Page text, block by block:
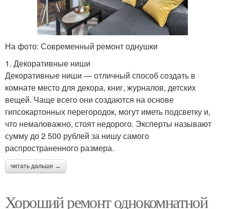
На фото: Современный ремонт однушки
1. Декоративные ниши
Декоративные ниши — отличный способ создать в
комнате место для декора, книг, журналов, детских
вещей. Чаще всего они создаются на основе
гипсокартонных перегородок, могут иметь подсветку и,
что немаловажно, стоят недорого. Эксперты называют
сумму до 2 500 рублей за нишу самого
распространенного размера.
читать дальше →
Хороший ремонт однокомнатной